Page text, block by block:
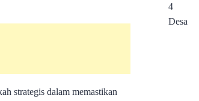
strategis dalam memastikan